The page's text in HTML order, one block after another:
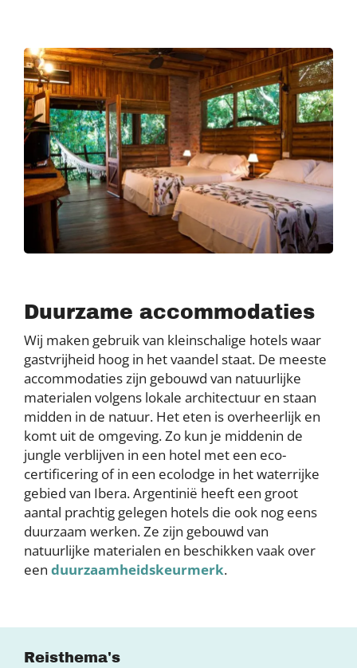
Duurzame accommodaties
Wij maken gebruik van kleinschalige hotels waar
gastvrijheid hoog in het vaandel staat. De meeste
accommodaties zijn gebouwd van natuurlijke
materialen volgens lokale architectuur en staan
midden in de natuur. Het eten is overheerlijk en
komt uit de omgeving. Zo kun je middenin de
jungle verblijven in een hotel met een eco-
certificering of in een ecolodge in het waterrijke
gebied van Ibera. Argentinië heeft een groot
aantal prachtig gelegen hotels die ook nog eens
duurzaam werken. Ze zijn gebouwd van
natuurlijke materialen en beschikken vaak over
een duurzaamheidskeurmerk.
Reisthema's